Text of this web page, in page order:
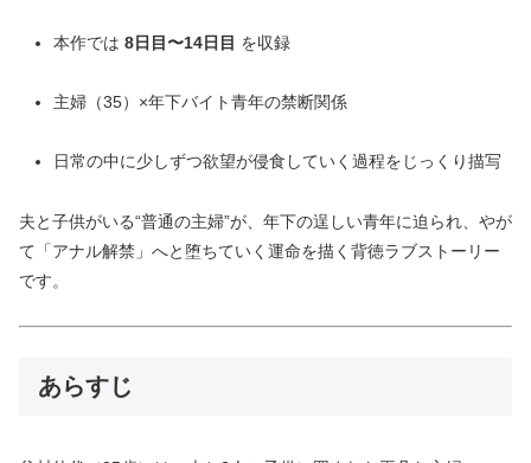
本作では 8日目〜14日目 を収録
主婦（35）×年下バイト青年の禁断関係
日常の中に少しずつ欲望が侵食していく過程をじっくり描写
夫と子供がいる“普通の主婦”が、年下の逞しい青年に迫られ、やが
て「アナル解禁」へと堕ちていく運命を描く背徳ラブストーリー
です。
あらすじ